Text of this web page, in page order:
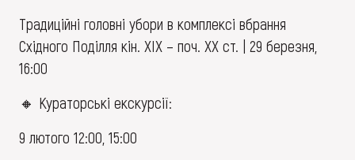
Традиційні головні убори в комплексі вбрання
Східного Поділля кін. ХІХ – поч. ХХ ст. | 29 березня,
16:00
🔸 Кураторські екскурсії:
9 лютого 12:00, 15:00